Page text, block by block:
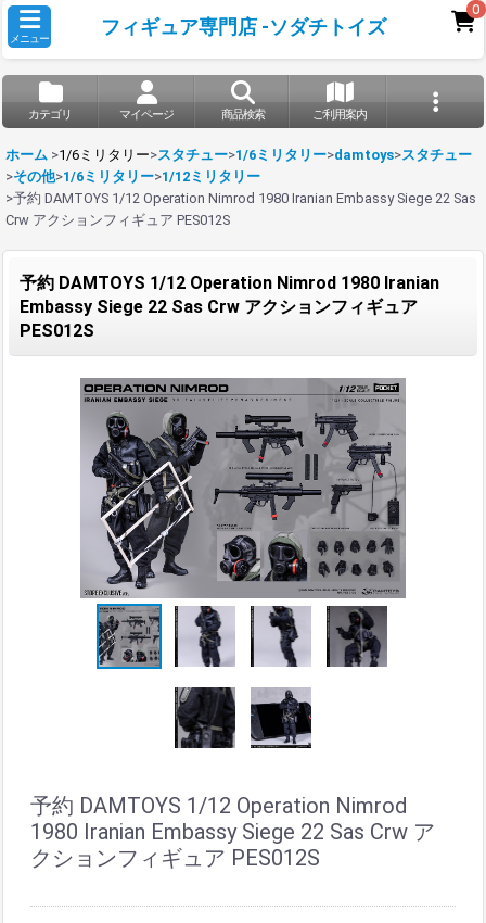
メニュー
フィギュア専門店 -ソダチトイズ
0
カテゴリ マイページ 商品検索 ご利用案内
ホーム >1/6ミリタリー>スタチュー>1/6ミリタリー>damtoys>スタチュー
>その他>1/6ミリタリー>1/12ミリタリー
>予約 DAMTOYS 1/12 Operation Nimrod 1980 Iranian Embassy Siege 22 Sas
Crw アクションフィギュア PES012S
予約 DAMTOYS 1/12 Operation Nimrod 1980 Iranian
Embassy Siege 22 Sas Crw アクションフィギュア
PES012S
予約 DAMTOYS 1/12 Operation Nimrod
1980 Iranian Embassy Siege 22 Sas Crw ア
クションフィギュア PES012S